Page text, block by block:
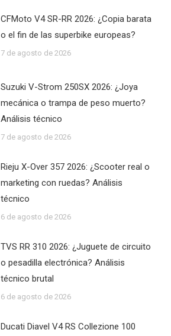
CFMoto V4 SR-RR 2026: ¿Copia barata
o el fin de las superbike europeas?
7 de agosto de 2026
Suzuki V-Strom 250SX 2026: ¿Joya
mecánica o trampa de peso muerto?
Análisis técnico
7 de agosto de 2026
Rieju X-Over 357 2026: ¿Scooter real o
marketing con ruedas? Análisis
técnico
6 de agosto de 2026
TVS RR 310 2026: ¿Juguete de circuito
o pesadilla electrónica? Análisis
técnico brutal
6 de agosto de 2026
Ducati Diavel V4 RS Collezione 100